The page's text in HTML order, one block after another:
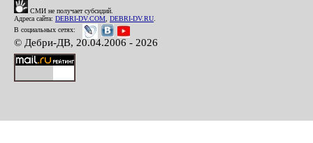
СМИ не получает субсидий.
Адреса сайта: DEBRI-DV.COM DEBRI-DV.RU
В социальных сетях:
© Дебри-ДВ, 20.04.2006 - 2026